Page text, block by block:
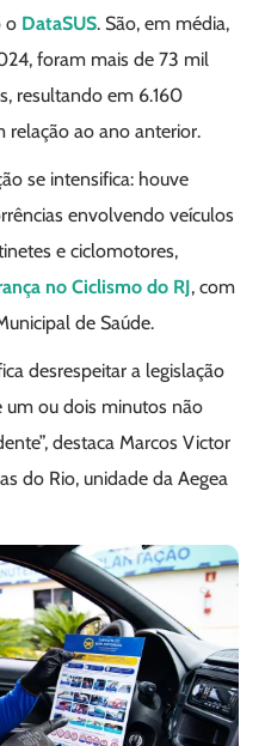
o DataSUS. São, em média,
foram mais de 73 mil
resultando em 6.160
ao ano anterior.
se intensifica: houve
envolvendo veículos
e ciclomotores,
no Ciclismo do RJ, com
de Saúde.
desrespeitar a legislação
um ou dois minutos não
destaca Marcos Victor
do Rio, unidade da Aegea